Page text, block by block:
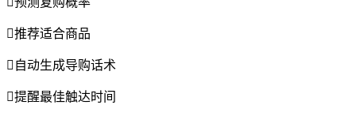
推荐适合商品
自动生成导购话术
提醒最佳触达时间